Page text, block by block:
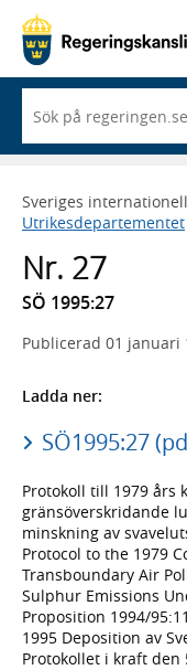
du
börjar
skriva
framträder
en
med
sökförslag
Sveriges
Utrikesdepartementet
Nr. 27
SÖ 1995:27
Publicerad 01 januari
Ladda ner:
SÖ1995:27
Protokoll till 1979 års
gränsöverskridande
minskning av
Protocol to the 1979
Transboundary Air
Sulphur Emissions
Proposition 1994/
1995 Deposition av
Protokollet i kraft den